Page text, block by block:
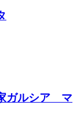
ガルシア゠マ